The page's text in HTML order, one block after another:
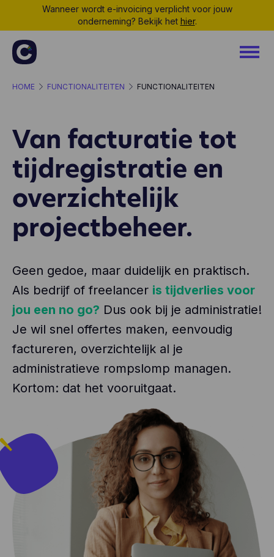
Wanneer wordt e-invoicing verplicht voor jouw
onderneming? Bekijk het hier.
HOME FUNCTIONALITEITEN FUNCTIONALITEITEN
Van facturatie tot
tijdregistratie en
overzichtelijk
projectbeheer.
Geen gedoe, maar duidelijk en praktisch.
Als bedrijf of freelancer is tijdverlies voor
jou een no go? Dus ook bij je administratie!
Je wil snel offertes maken, eenvoudig
factureren, overzichtelijk al je
administratieve rompslomp managen.
Kortom: dat het vooruitgaat.